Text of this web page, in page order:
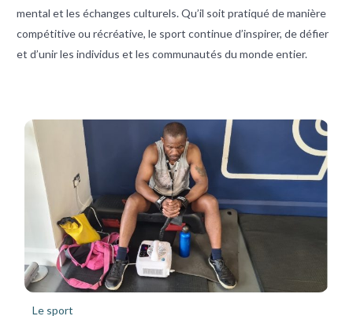
mental et les échanges culturels. Qu’il soit pratiqué de manière
compétitive ou récréative, le sport continue d’inspirer, de défier
et d’unir les individus et les communautés du monde entier.
Le sport